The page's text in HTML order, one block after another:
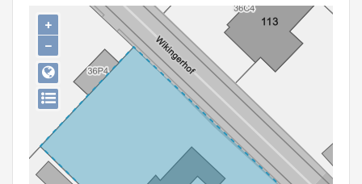
Gebeurtenis
Persoon of collectief
Downloads
Hergebruik
Aanmelden
+
−